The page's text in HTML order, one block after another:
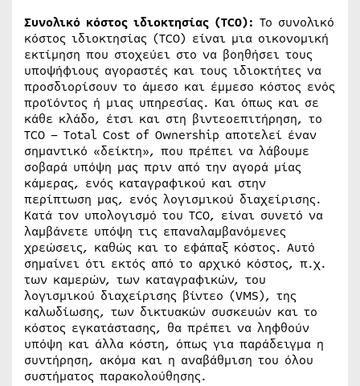
Συνολικό κόστος ιδιοκτησίας (TCO): Το συνολικό
κόστος ιδιοκτησίας (TCO) είναι μια οικονομική
εκτίμηση που στοχεύει στο να βοηθήσει τους
υποψήφιους αγοραστές και τους ιδιοκτήτες να
προσδιορίσουν το άμεσο και έμμεσο κόστος ενός
προϊόντος ή μιας υπηρεσίας. Και όπως και σε
κάθε κλάδο, έτσι και στη βιντεοεπιτήρηση, το
TCO – Total Cost of Ownership αποτελεί έναν
σημαντικό «δείκτη», που πρέπει να λάβουμε
σοβαρά υπόψη μας πριν από την αγορά μίας
κάμερας, ενός καταγραφικού και στην
περίπτωση μας, ενός λογισμικού διαχείρισης.
Κατά τον υπολογισμό του TCO, είναι συνετό να
λαμβάνετε υπόψη τις επαναλαμβανόμενες
χρεώσεις, καθώς και το εφάπαξ κόστος. Αυτό
σημαίνει ότι εκτός από το αρχικό κόστος, π.χ.
των καμερών, των καταγραφικών, του
λογισμικού διαχείρισης βίντεο (VMS), της
καλωδίωσης, των δικτυακών συσκευών και το
κόστος εγκατάστασης, θα πρέπει να ληφθούν
υπόψη και άλλα κόστη, όπως για παράδειγμα η
συντήρηση, ακόμα και η αναβάθμιση του όλου
συστήματος παρακολούθησης.